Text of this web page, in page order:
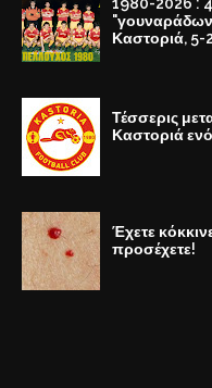
1980-2026 :
Καστοριά, 5-
Τέσσερις
Καστοριά
Έχετε
προσέχετε!